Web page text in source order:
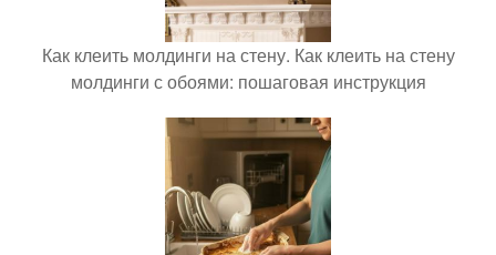
Как клеить молдинги на стену. Как клеить на стену
молдинги с обоями: пошаговая инструкция